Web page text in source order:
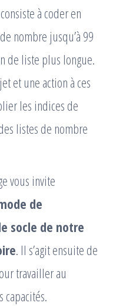
à coder en
nombre jusqu’à 99
de liste plus longue.
et une action à ces
les indices de
listes de nombre
vous invite
de
socle de notre
. Il s’agit ensuite de
travailler au